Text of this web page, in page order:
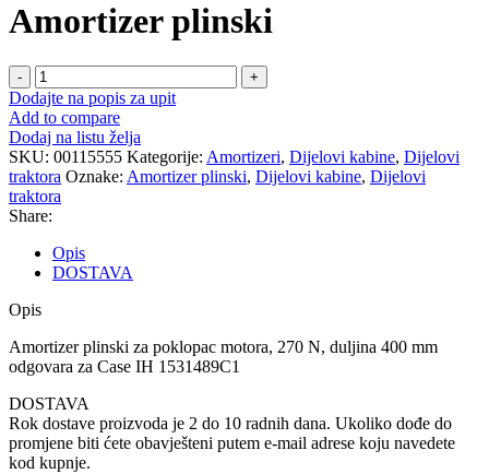
Amortizer plinski
Amortizer
plinski
količina
Dodajte na popis za upit
Add to compare
Dodaj na listu želja
SKU: 00115555 Kategorije: Amortizeri, Dijelovi kabine, Dijelovi
traktora Oznake: Amortizer plinski, Dijelovi kabine, Dijelovi
traktora
Share:
Opis
DOSTAVA
Opis
Amortizer plinski za poklopac motora, 270 N, duljina 400 mm
odgovara za Case IH 1531489C1
DOSTAVA
Rok dostave proizvoda je 2 do 10 radnih dana. Ukoliko dođe do
promjene biti ćete obavješteni putem e-mail adrese koju navedete
kod kupnje.